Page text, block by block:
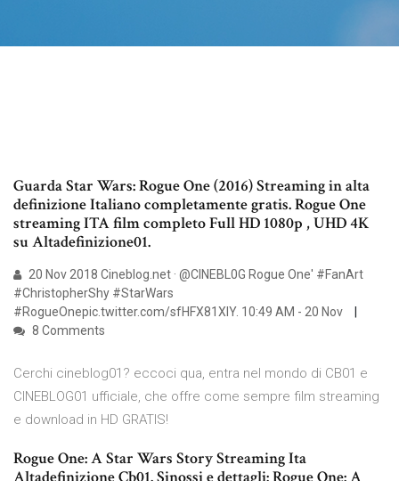
Guarda Star Wars: Rogue One (2016) Streaming in alta
definizione Italiano completamente gratis. Rogue One
streaming ITA film completo Full HD 1080p , UHD 4K
su Altadefinizione01.
20 Nov 2018 Cineblog.net · @CINEBL0G Rogue One' #FanArt
#ChristopherShy #StarWars
#RogueOnepic.twitter.com/sfHFX81XlY. 10:49 AM - 20 Nov
8 Comments
Cerchi cineblog01? eccoci qua, entra nel mondo di CB01 e
CINEBLOG01 ufficiale, che offre come sempre film streaming
e download in HD GRATIS!
Rogue One: A Star Wars Story Streaming Ita